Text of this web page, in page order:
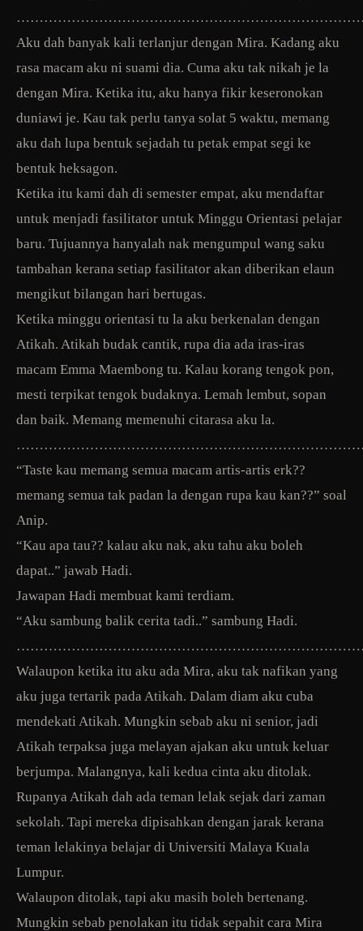
Aku dah banyak kali terlanjur dengan Mira. Kadang aku
rasa macam aku ni suami dia. Cuma aku tak nikah je la
dengan Mira. Ketika itu, aku hanya fikir keseronokan
duniawi je. Kau tak perlu tanya solat 5 waktu, memang
aku dah lupa bentuk sejadah tu petak empat segi ke
bentuk heksagon.
Ketika itu kami dah di semester empat, aku mendaftar
untuk menjadi fasilitator untuk Minggu Orientasi pelajar
baru. Tujuannya hanyalah nak mengumpul wang saku
tambahan kerana setiap fasilitator akan diberikan elaun
mengikut bilangan hari bertugas.
Ketika minggu orientasi tu la aku berkenalan dengan
Atikah. Atikah budak cantik, rupa dia ada iras-iras
macam Emma Maembong tu. Kalau korang tengok pon,
mesti terpikat tengok budaknya. Lemah lembut, sopan
dan baik. Memang memenuhi citarasa aku la.
“Taste kau memang semua macam artis-artis erk??
memang semua tak padan la dengan rupa kau kan??” soal
Anip.
“Kau apa tau?? kalau aku nak, aku tahu aku boleh
dapat..” jawab Hadi.
Jawapan Hadi membuat kami terdiam.
“Aku sambung balik cerita tadi..” sambung Hadi.
Walaupon ketika itu aku ada Mira, aku tak nafikan yang
aku juga tertarik pada Atikah. Dalam diam aku cuba
mendekati Atikah. Mungkin sebab aku ni senior, jadi
Atikah terpaksa juga melayan ajakan aku untuk keluar
berjumpa. Malangnya, kali kedua cinta aku ditolak.
Rupanya Atikah dah ada teman lelak sejak dari zaman
sekolah. Tapi mereka dipisahkan dengan jarak kerana
teman lelakinya belajar di Universiti Malaya Kuala
Lumpur.
Walaupon ditolak, tapi aku masih boleh bertenang.
Mungkin sebab penolakan itu tidak sepahit cara Mira